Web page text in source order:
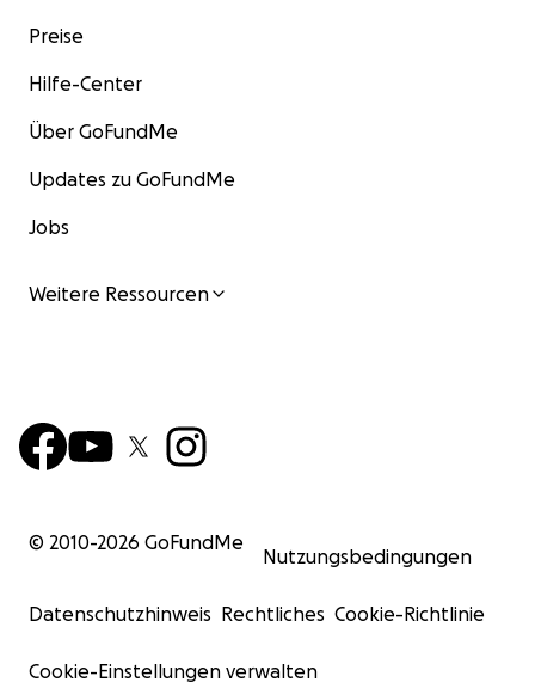
Preise
Hilfe-Center
Über GoFundMe
Updates zu GoFundMe
Jobs
Weitere Ressourcen
© 2010-2026 GoFundMe
Nutzungsbedingungen
Datenschutzhinweis Rechtliches Cookie-Richtlinie
Cookie-Einstellungen verwalten